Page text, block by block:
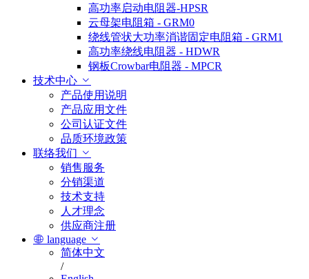
高功率启动电阻器-HPSR
云母架电阻箱 - GRM0
绕线管状大功率消谐固定电阻箱 - GRM1
高功率绕线电阻器 - HDWR
钢板Crowbar电阻器 - MPCR
技术中心
产品使用说明
产品应用文件
公司认证文件
品质环境政策
联络我们
销售服务
分销渠道
技术支持
人才理念
供应商注册
language
简体中文
/